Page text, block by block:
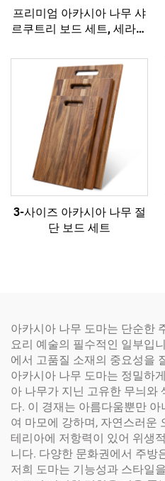
프리미엄 아카시아 나무 샤
르쿠트리 보드 세트, 세라믹
3-사이즈 아카시아 나무 절
단 보드 세트
아카시아 나무 도마는 단순한
요리 예술의 필수적인 일부입
에서 고품질 소재의 중요성을
아카시아 나무 도마는 정밀하
아 나무가 지닌 고유한 무늬와
다. 이 경재는 아름다움뿐만
여 마모에 강하며, 자연스러운
테리아에 저항력이 있어 위생
니다. 다양한 문화권에서 주방
저희 도마는 기능성과 스타일